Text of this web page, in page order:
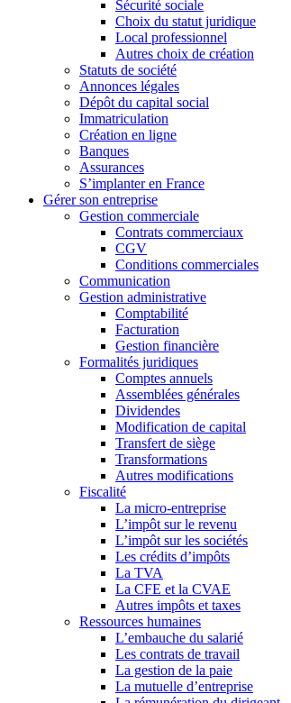
Sécurité sociale
Choix du statut juridique
Local professionnel
Autres choix de création
Statuts de société
Annonces légales
Dépôt du capital social
Immatriculation
Création en ligne
Banques
Assurances
S’implanter en France
Gérer son entreprise
Gestion commerciale
Contrats commerciaux
CGV
Conditions commerciales
Communication
Gestion administrative
Comptabilité
Facturation
Gestion financière
Formalités juridiques
Comptes annuels
Assemblées générales
Dividendes
Modification de capital
Transfert de siège
Transformations
Autres modifications
Fiscalité
La micro-entreprise
L’impôt sur le revenu
L’impôt sur les sociétés
Les crédits d’impôts
La TVA
La CFE et la CVAE
Autres impôts et taxes
Ressources humaines
L’embauche du salarié
Les contrats de travail
La gestion de la paie
La mutuelle d’entreprise